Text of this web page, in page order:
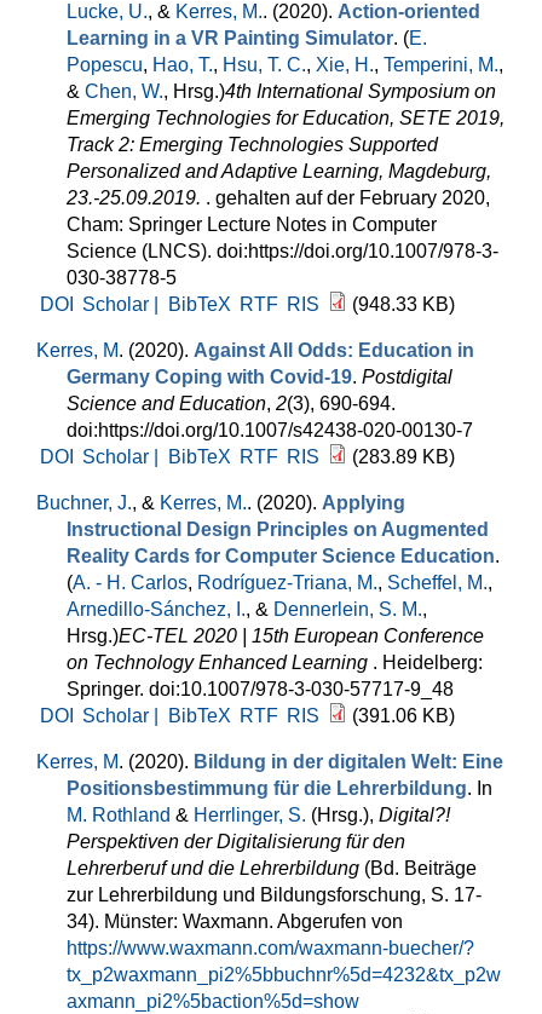
Lucke, U., & Kerres, M.. (2020). Action-oriented
Learning in a VR Painting Simulator. (E.
Popescu, Hao, T., Hsu, T. C., Xie, H., Temperini, M.,
& Chen, W., Hrsg.)4th International Symposium on
Emerging Technologies for Education, SETE 2019,
Track 2: Emerging Technologies Supported
Personalized and Adaptive Learning, Magdeburg,
23.-25.09.2019. . gehalten auf der February 2020,
Cham: Springer Lecture Notes in Computer
Science (LNCS). doi:https://doi.org/10.1007/978-3-
030-38778-5
DOI
Scholar | BibTeX RTF RIS (948.33 KB)
Kerres, M. (2020). Against All Odds: Education in
Germany Coping with Covid-19. Postdigital
Science and Education, 2(3), 690-694.
doi:https://doi.org/10.1007/s42438-020-00130-7
DOI
Scholar | BibTeX RTF RIS (283.89 KB)
Buchner, J., & Kerres, M.. (2020). Applying
Instructional Design Principles on Augmented
Reality Cards for Computer Science Education.
(A. - H. Carlos, Rodríguez-Triana, M., Scheffel, M.,
Arnedillo-Sánchez, I., & Dennerlein, S. M.,
Hrsg.)EC-TEL 2020 | 15th European Conference
on Technology Enhanced Learning . Heidelberg:
Springer. doi:10.1007/978-3-030-57717-9_48
DOI
Scholar | BibTeX RTF RIS (391.06 KB)
Kerres, M. (2020). Bildung in der digitalen Welt: Eine
Positionsbestimmung für die Lehrerbildung. In
M. Rothland & Herrlinger, S. (Hrsg.), Digital?!
Perspektiven der Digitalisierung für den
Lehrerberuf und die Lehrerbildung (Bd. Beiträge
zur Lehrerbildung und Bildungsforschung, S. 17-
34). Münster: Waxmann. Abgerufen von
https://www.waxmann.com/waxmann-buecher/?
tx_p2waxmann_pi2%5bbuchnr%5d=4232&tx_p2w
axmann_pi2%5baction%5d=show